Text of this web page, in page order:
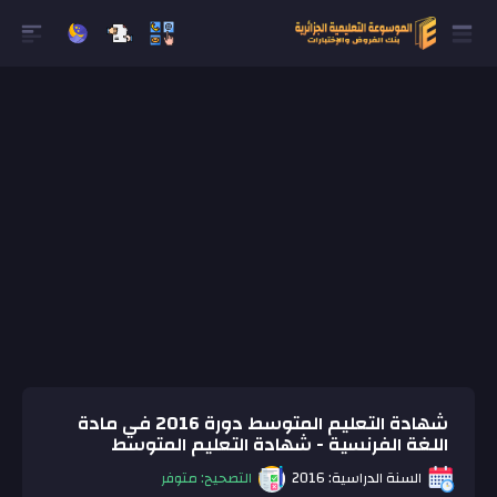
شهادة التعليم المتوسط دورة 2016 في مادة
اللغة الفرنسية - شهادة التعليم المتوسط
السنة الدراسية: 2016 التصحيح: متوفر